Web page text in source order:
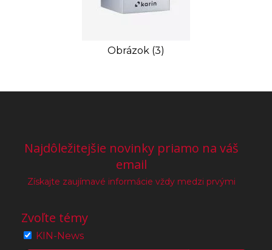
Obrázok (3)
Najdôležitejšie novinky priamo na váš
email
Získajte zaujímavé informácie vždy medzi prvými
Zvoľte témy
KIN-News